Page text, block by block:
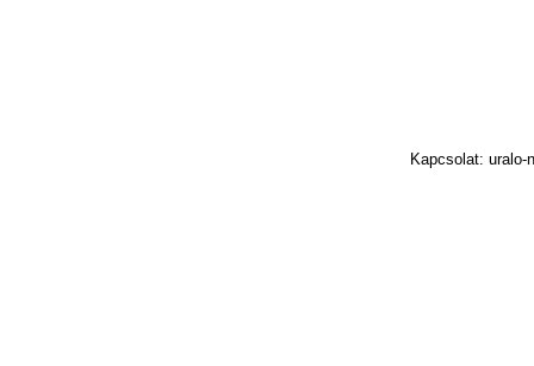
Kapcsolat: uralo-